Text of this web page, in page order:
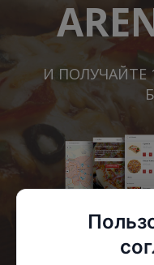
И ПОЛУЧАЙТЕ